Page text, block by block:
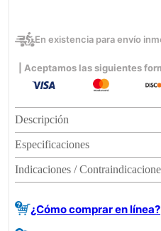
En existencia para envío
| Aceptamos las siguientes
Descripción
Especificaciones
Indicaciones /
¿Cómo comprar en línea?